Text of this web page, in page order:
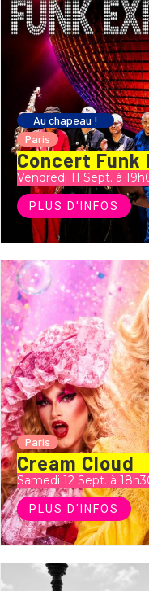
Au chapeau !
Paris
Concert Funk
Vendredi 11 Sept. à
PLUS D'INFOS
Paris
Cream Cloud
Samedi 12 Sept. à
PLUS D'INFOS